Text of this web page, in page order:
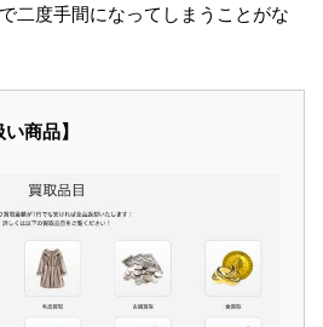
二度手間になってしまうことがな
商品】